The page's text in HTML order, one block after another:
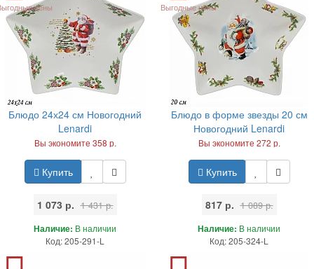
цены
Блюдо 24х24 см Новогодний
Lenardi
Вы экономите 358 р.
Купить
1 073 р. 1 431 р.
Наличие: В наличии
Код: 205-291-L
Выгодные цены
Блюдо в форме звезды 20 см
Новогодний Lenardi
Вы экономите 272 р.
Купить
817 р. 1 089 р.
Наличие: В наличии
Код: 205-324-L